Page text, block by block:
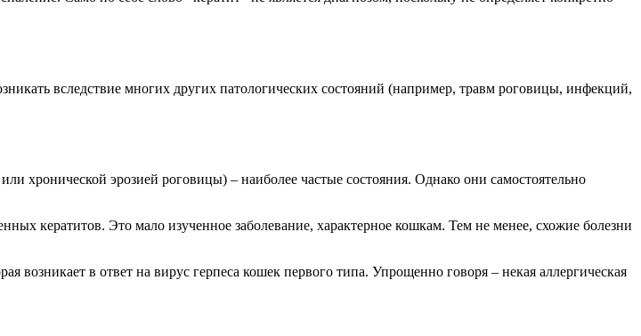
вследствие многих других патологических состояний (например, травм роговицы, инфекций,
хронической эрозией роговицы) – наиболее частые состояния. Однако они самостоятельно
кератитов. Это мало изученное заболевание, характерное кошкам. Тем не менее, схожие болезни
возникает в ответ на вирус герпеса кошек первого типа. Упрощенно говоря – некая аллергическая